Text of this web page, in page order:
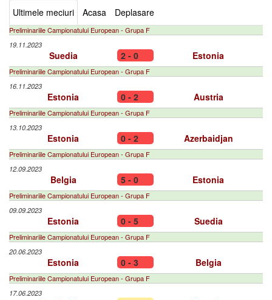
Ultimele meciuri Acasa Deplasare
Preliminariile Campionatului European - Grupa F
19.11.2023
Suedia 2 - 0 Estonia
Preliminariile Campionatului European - Grupa F
16.11.2023
Estonia 0 - 2 Austria
Preliminariile Campionatului European - Grupa F
13.10.2023
Estonia 0 - 2 Azerbaidjan
Preliminariile Campionatului European - Grupa F
12.09.2023
Belgia 5 - 0 Estonia
Preliminariile Campionatului European - Grupa F
09.09.2023
Estonia 0 - 5 Suedia
Preliminariile Campionatului European - Grupa F
20.06.2023
Estonia 0 - 3 Belgia
Preliminariile Campionatului European - Grupa F
17.06.2023